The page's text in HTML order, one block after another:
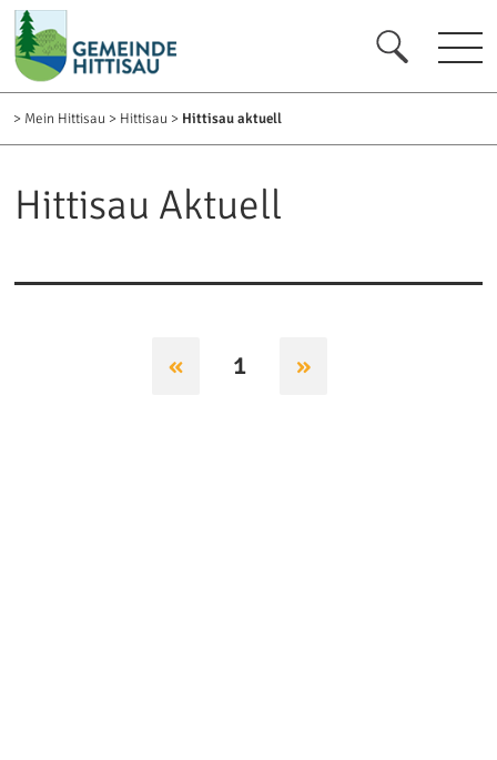
zur Startseite [0]
zur Navigation [1]
zum Inhalt [2]
zum Kontakt [3]
zur Suche [4]
> Mein Hittisau > Hittisau > Hittisau aktuell
Hittisau Aktuell
« 1 »